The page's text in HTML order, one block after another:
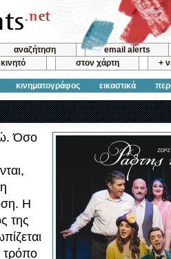
αναζήτηση
email alerts
στον χάρτη +
κινηματογράφος εικαστικά
Όσο
Η
της
τρόπο